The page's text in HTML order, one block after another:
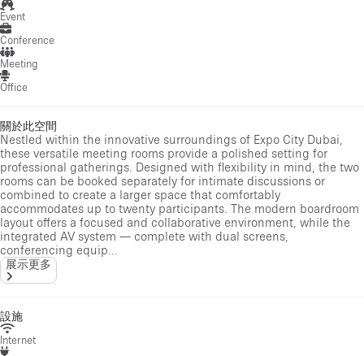
Event
Conference
Meeting
Office
關於此空間
Nestled within the innovative surroundings of Expo City Dubai,
these versatile meeting rooms provide a polished setting for
professional gatherings. Designed with flexibility in mind, the two
rooms can be booked separately for intimate discussions or
combined to create a larger space that comfortably
accommodates up to twenty participants. The modern boardroom
layout offers a focused and collaborative environment, while the
integrated AV system — complete with dual screens,
conferencing equip...
展示更多
設施
Internet